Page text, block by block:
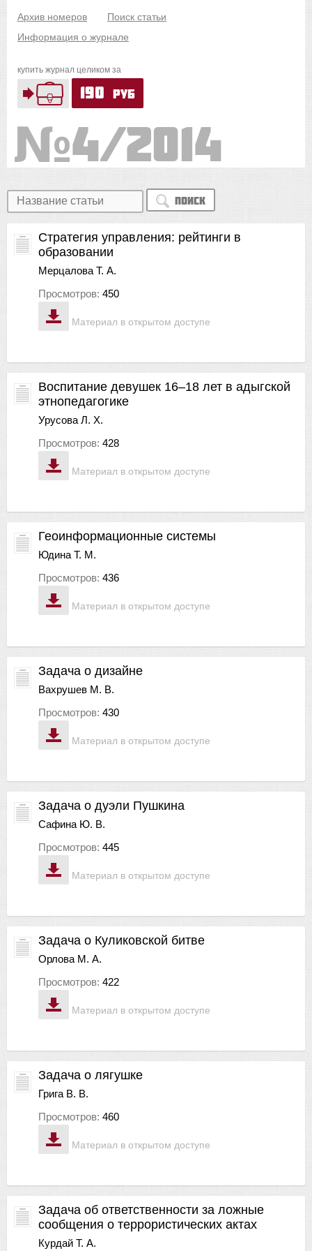
Архив номеров
Поиск статьи
Информация о журнале
купить журнал целиком за
190 руб
4/2014
Поиск
Материал в открытом доступе
Cтратегия управления: рейтинги в
образовании
Мерцалова Т. А.
Просмотров: 450
Материал в открытом доступе
Воспитание девушек 16–18 лет в адыгской
этнопедагогике
Урусова Л. Х.
Просмотров: 428
Материал в открытом доступе
Геоинформационные системы
Юдина Т. М.
Просмотров: 436
Материал в открытом доступе
Задача о дизайне
Вахрушев М. В.
Просмотров: 430
Материал в открытом доступе
Задача о дуэли Пушкина
Сафина Ю. В.
Просмотров: 445
Материал в открытом доступе
Задача о Куликовской битве
Орлова М. А.
Просмотров: 422
Материал в открытом доступе
Задача о лягушке
Грига В. В.
Просмотров: 460
Задача об ответственности за ложные
сообщения о террористических актах
Курдай Т. А.